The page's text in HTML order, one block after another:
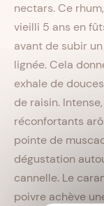
nectars. Ce
vieilli 5 ans en
avant de subir
lignée. Cela
exhale de
de raisin.
réconfortants
pointe de
dégustation
cannelle. Le
poivre achève